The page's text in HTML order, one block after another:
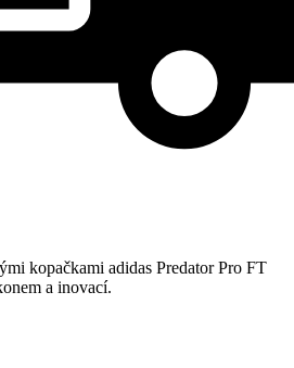
kopačkami adidas Predator Pro FT
a inovací.